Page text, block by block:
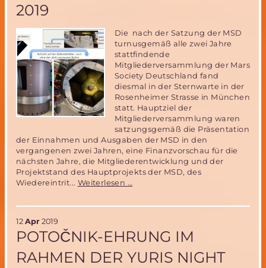
2019
Die nach der Satzung der MSD
turnusgemäß alle zwei Jahre
stattfindende
Mitgliederversammlung der Mars
Society Deutschland fand
diesmal in der Sternwarte in der
Rosenheimer Strasse in München
statt. Hauptziel der
Mitgliederversammlung waren
satzungsgemäß die Präsentation
der Einnahmen und Ausgaben der MSD in den
vergangenen zwei Jahren, eine Finanzvorschau für die
nächsten Jahre, die Mitgliederentwicklung und der
Projektstand des Hauptprojekts der MSD, des
Wiedereintrit... Weiterlesen …
12 Apr 2019
POTOČNIK-EHRUNG IM
RAHMEN DER YURIS NIGHT